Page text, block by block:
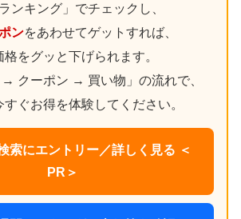
ンキング」でチェックし、
ンをあわせてゲットすれば、
格をグッと下げられます。
→ クーポン → 買い物」の流れで、
すぐお得を体験してください。
索にエントリー／詳しく見る ＜
PR＞